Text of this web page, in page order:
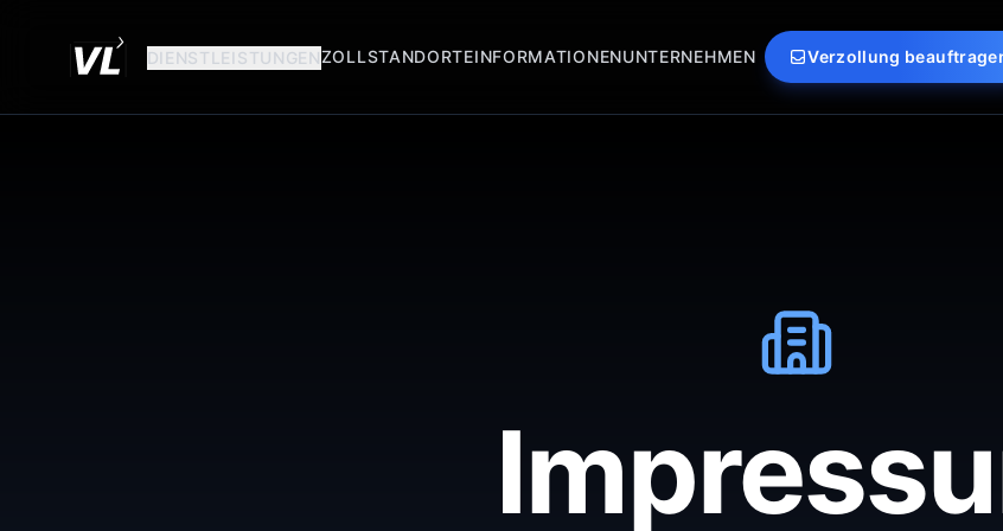
DIENSTLEISTUNGENZOLLSTANDORTEINFORMATIONENUNTERNEHMEN Verzollung